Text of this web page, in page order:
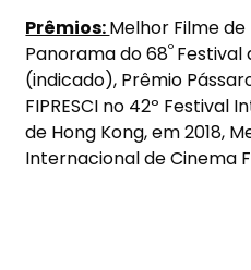
Prêmios:Melhor Filme
Panorama do 68º Festival
(indicado), Prêmio
FIPRESCI no 42º Festival
de Hong Kong, em 2018,
Internacional de Cinema